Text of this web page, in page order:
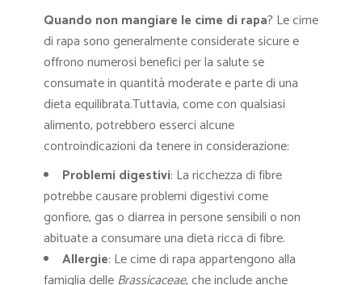
Quando non mangiare le cime di rapa? Le cime
di rapa sono generalmente considerate sicure e
offrono numerosi benefici per la salute se
consumate in quantità moderate e parte di una
dieta equilibrata.Tuttavia, come con qualsiasi
alimento, potrebbero esserci alcune
controindicazioni da tenere in considerazione:
Problemi digestivi: La ricchezza di fibre
potrebbe causare problemi digestivi come
gonfiore, gas o diarrea in persone sensibili o non
abituate a consumare una dieta ricca di fibre.
Allergie: Le cime di rapa appartengono alla